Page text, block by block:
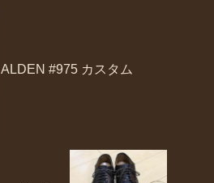
ALDEN #975 カスタム